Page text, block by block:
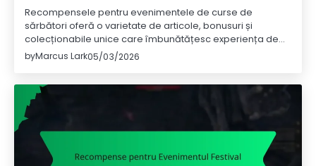
Recompensele pentru evenimentele de curse de
sărbători oferă o varietate de articole, bonusuri și
colecționabile unice care îmbunătățesc experiența de…
byMarcus Lark05/03/2026